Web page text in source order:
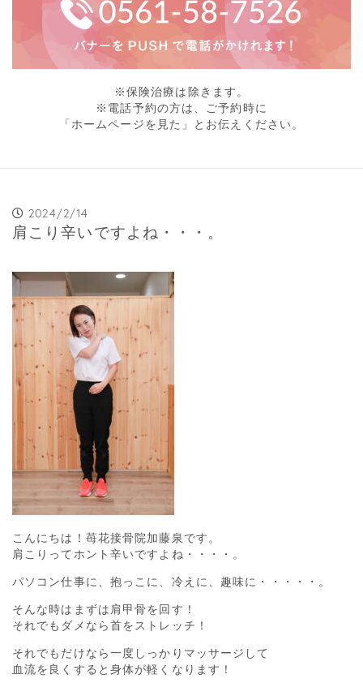
※保険治療は除きます。
※電話予約の方は、ご予約時に
「ホームページを見た」とお伝えください。
2024/2/14
肩こり辛いですよね・・・。
こんにちは！苺花接骨院加藤泉です。
肩こりってホント辛いですよね・・・・。
パソコン仕事に、抱っこに、冷えに、趣味に・・・・・。
そんな時はまずは肩甲骨を回す！
それでもダメなら首をストレッチ！
それでもだけなら一度しっかりマッサージして
血流を良くすると身体が軽くなります！